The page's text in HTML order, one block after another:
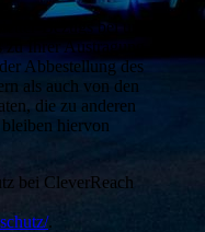
Bezugs bei uns
Ihrer Austragung aus
Abbestellung des
als auch von den
die zu anderen
hiervon
bei CleverReach
.